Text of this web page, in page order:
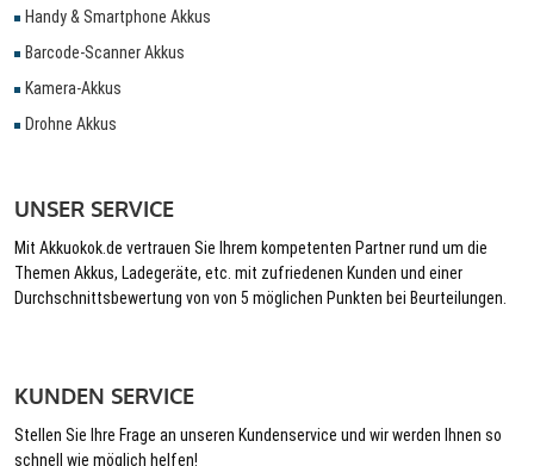
Handy & Smartphone Akkus
Barcode-Scanner Akkus
Kamera-Akkus
Drohne Akkus
UNSER SERVICE
Mit Akkuokok.de vertrauen Sie Ihrem kompetenten Partner rund um die
Themen Akkus, Ladegeräte, etc. mit zufriedenen Kunden und einer
Durchschnittsbewertung von von 5 möglichen Punkten bei Beurteilungen.
KUNDEN SERVICE
Stellen Sie Ihre Frage an unseren Kundenservice und wir werden Ihnen so
schnell wie möglich helfen!